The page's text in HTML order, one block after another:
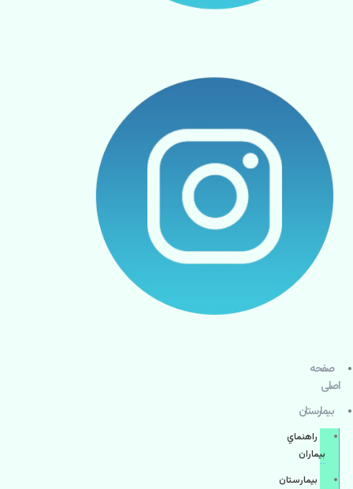
صفحه
اصلی
بيمارستان
راهنماي
بیماران
بیمارستان